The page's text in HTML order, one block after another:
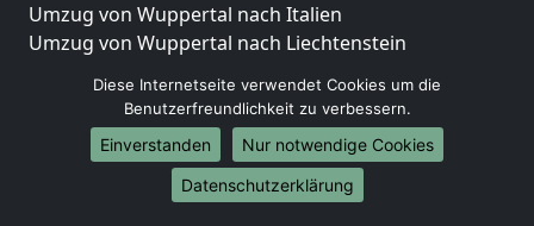
Umzug von Wuppertal nach Italien
Umzug von Wuppertal nach Liechtenstein
Umzug von Wuppertal nach Niederlande
Umzug von Wuppertal nach Norwegen
Umzüge-Deutschlandweit
Diese Internetseite verwendet Cookies um die
Benutzerfreundlichkeit zu verbessern.
Einverstanden
Nur notwendige Cookies
Datenschutzerklärung